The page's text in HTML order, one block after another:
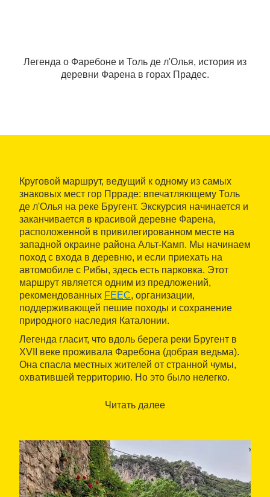
Легенда о Фаребоне и Толь де л'Олья, история из
деревни Фарена в горах Прадес.
Круговой маршрут, ведущий к одному из самых
знаковых мест гор Прраде: впечатляющему Толь
де л'Олья на реке Бругент. Экскурсия начинается и
заканчивается в красивой деревне Фарена,
расположенной в привилегированном месте на
западной окраине района Альт-Камп. Мы начинаем
поход с входа в деревню, и если приехать на
автомобиле с Рибы, здесь есть парковка. Этот
маршрут является одним из предложений,
рекомендованных FEEC, организации,
поддерживающей пешие походы и сохранение
природного наследия Каталонии.
Легенда гласит, что вдоль берега реки Бругент в
XVII веке проживала Фаребона (добрая ведьма).
Она спасла местных жителей от странной чумы,
охватившей территорию. Но это было нелегко.
ингредиенты, жители деревни должны были найти
1000 литров. Невозможное для бедных людей.
Когда Фаребона прибыла с нужными
ингредиентами, она обнаружила, что жители не
справились с поисками кастрюли. Поэтому ей
пришлось искать альтернативу в Толь де л'Олья.
Читать далее